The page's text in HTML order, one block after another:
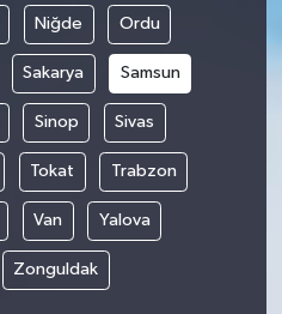
Niğde Ordu
Sakarya Samsun
Sinop Sivas
Tokat Trabzon
Van Yalova
Zonguldak